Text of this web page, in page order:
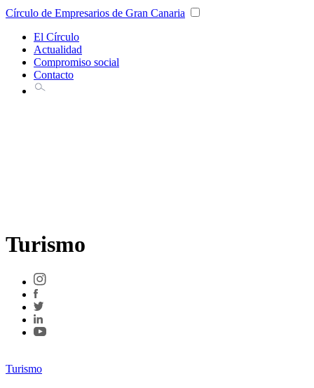
Círculo de Empresarios de Gran Canaria
El Círculo
Actualidad
Compromiso social
Contacto
Turismo
Turismo